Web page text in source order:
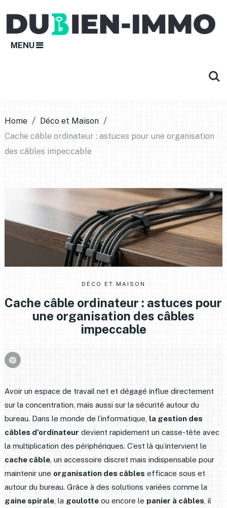
MENU
Home
Déco et Maison
Cache câble ordinateur : astuces pour une organisation
des câbles impeccable
DÉCO ET MAISON
Cache câble ordinateur : astuces pour
une organisation des câbles
impeccable
Avoir un espace de travail net et dégagé influe directement
sur la concentration, mais aussi sur la sécurité autour du
bureau. Dans le monde de l’informatique, la gestion des
câbles d’ordinateur devient rapidement un casse-tête avec
la multiplication des périphériques. C’est là qu’intervient le
cache câble, un accessoire discret mais indispensable pour
maintenir une organisation des câbles efficace sous et
autour du bureau. Grâce à des solutions variées comme la
gaine spirale, la goulotteou encore le panier à câbles, il